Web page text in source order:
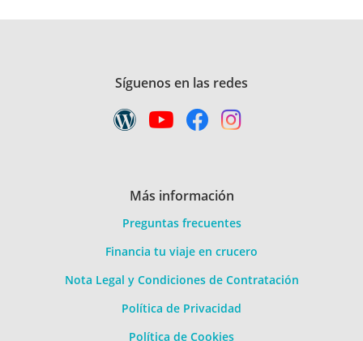
Síguenos en las redes
Más información
Preguntas frecuentes
Financia tu viaje en crucero
Nota Legal y Condiciones de Contratación
Política de Privacidad
Política de Cookies